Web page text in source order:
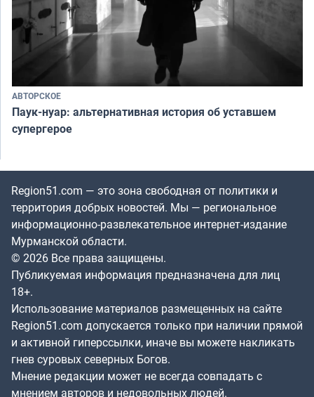
АВТОРСКОЕ
Паук-нуар: альтернативная история об уставшем
супергерое
Region51.com — это зона свободная от политики и
территория добрых новостей. Мы — региональное
информационно-развлекательное интернет-издание
Мурманской области.
© 2026 Все права защищены.
Публикуемая информация предназначена для лиц
18+.
Использование материалов размещенных на сайте
Region51.com допускается только при наличии прямой
и активной гиперссылки, иначе вы можете накликать
гнев суровых северных Богов.
Мнение редакции может не всегда совпадать с
мнением авторов и недовольных людей.